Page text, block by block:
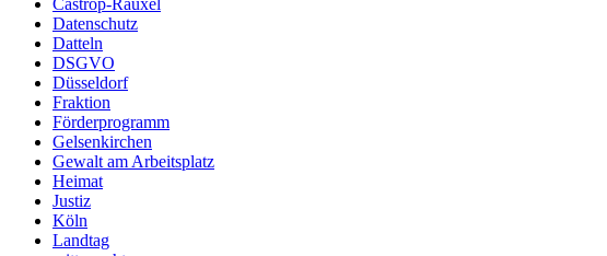
Castrop-Rauxel
Datenschutz
Datteln
DSGVO
Düsseldorf
Fraktion
Förderprogramm
Gelsenkirchen
Gewalt am Arbeitsplatz
Heimat
Justiz
Köln
Landtag